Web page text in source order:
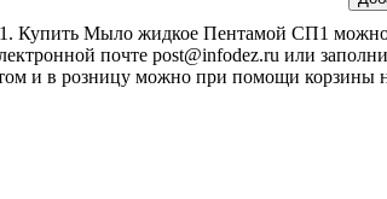
Купить Мыло жидкое Пентамой СП1
почте post@infodez.ru или
и в розницу можно при помощи корзины